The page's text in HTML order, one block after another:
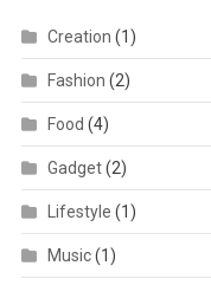
Creation (1)
Fashion (2)
Food (4)
Gadget(2)
Lifestyle (1)
Music(1)